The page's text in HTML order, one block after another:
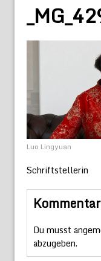
Luo Lingyuan
Schriftstellerin
Du musst
abzugeben.